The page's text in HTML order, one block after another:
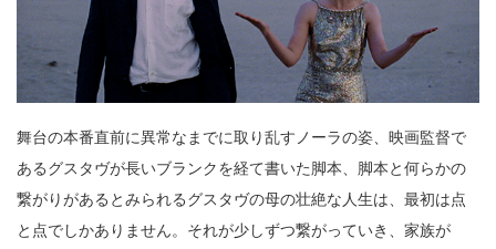
舞台の本番直前に異常なまでに取り乱すノーラの姿、映画監督で
あるグスタヴが長いブランクを経て書いた脚本、脚本と何らかの
繋がりがあるとみられるグスタヴの母の壮絶な人生は、最初は点
と点でしかありません。それが少しずつ繋がっていき、家族が